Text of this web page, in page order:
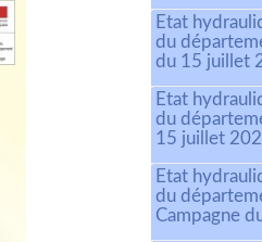
Etat
du
du 15 juillet
Etat
du
15 juillet
Etat
du
Campagne